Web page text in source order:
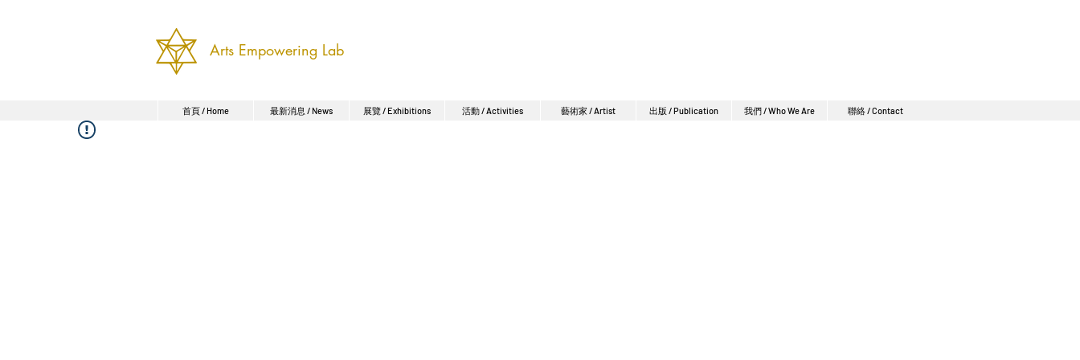
Arts Empowering Lab
首頁 / Home 最新消息 / News 展覽 / Exhibitions 活動 / Activities 藝術家 / Artist 出版 / Publication 我們 / Who We Are 聯絡 / Contact